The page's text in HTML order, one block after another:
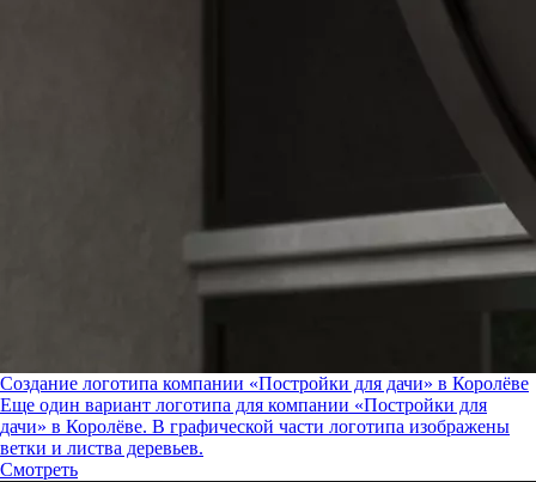
Создание логотипа компании «Постройки для дачи» в Королёве
Еще один вариант логотипа для компании «Постройки для
дачи» в Королёве. В графической части логотипа изображены
ветки и листва деревьев.
Смотреть